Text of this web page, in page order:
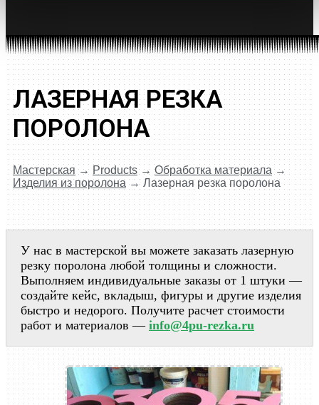
ЛАЗЕРНАЯ РЕЗКА
ПОРОЛОНА
Мастерская → Products→Обработка материала →
Изделия из поролона → Лазерная резка поролона
У нас в мастерской вы можете заказать лазерную
резку поролона любой толщины и сложности.
Выполняем индивидуальные заказы от 1 штуки —
создайте кейс, вкладыш, фигуры и другие изделия
быстро и недорого. Получите расчет стоимости
работ и материалов — info@4pu-rezka.ru